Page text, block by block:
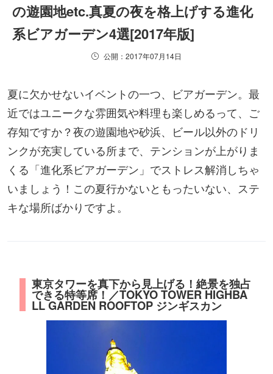
の遊園地etc.真夏の夜を格上げする進化
系ビアガーデン4選[2017年版]
公開：2017年07月14日
夏に欠かせないイベントの一つ、ビアガーデン。最
近ではユニークな雰囲気や料理も楽しめるって、ご
存知ですか？夜の遊園地や砂浜、ビール以外のドリ
ンクが充実している所まで、テンションが上がりま
くる「進化系ビアガーデン」でストレス解消しちゃ
いましょう！この夏行かないともったいない、ステ
キな場所ばかりですよ。
東京タワーを真下から見上げる！絶景を独占
できる特等席！／TOKYO TOWER HIGHBA
LL GARDEN ROOFTOP ジンギスカン